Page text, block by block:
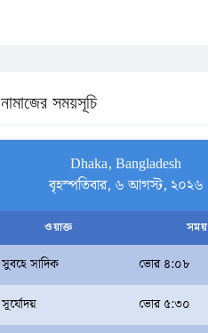
নামাজের সময়সূচি
Dhaka, Bangladesh
বৃহস্পতিবার, ৬ আগস্ট, ২০২৬
ওয়াক্ত সময়
সুবহে সাদিক ভোর ৪:০৮
সূর্যোদয় ভোর ৫:৩০